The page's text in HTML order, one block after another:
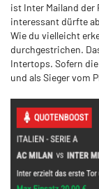
ist Inter Mailand der
interessant dürfte
Wie du vielleicht
durchgestrichen.
Intertops. Sofern
und als Sieger vom